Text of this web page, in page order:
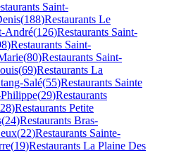
Saint-
(188)Restaurants Le
André(126)Restaurants Saint-
)Restaurants Saint-
(80)Restaurants Saint-
(69)Restaurants La
Salé(55)Restaurants Sainte
(29)Restaurants
28)Restaurants Petite
(24)Restaurants Bras-
(22)Restaurants Sainte-
(19)Restaurants La Plaine Des